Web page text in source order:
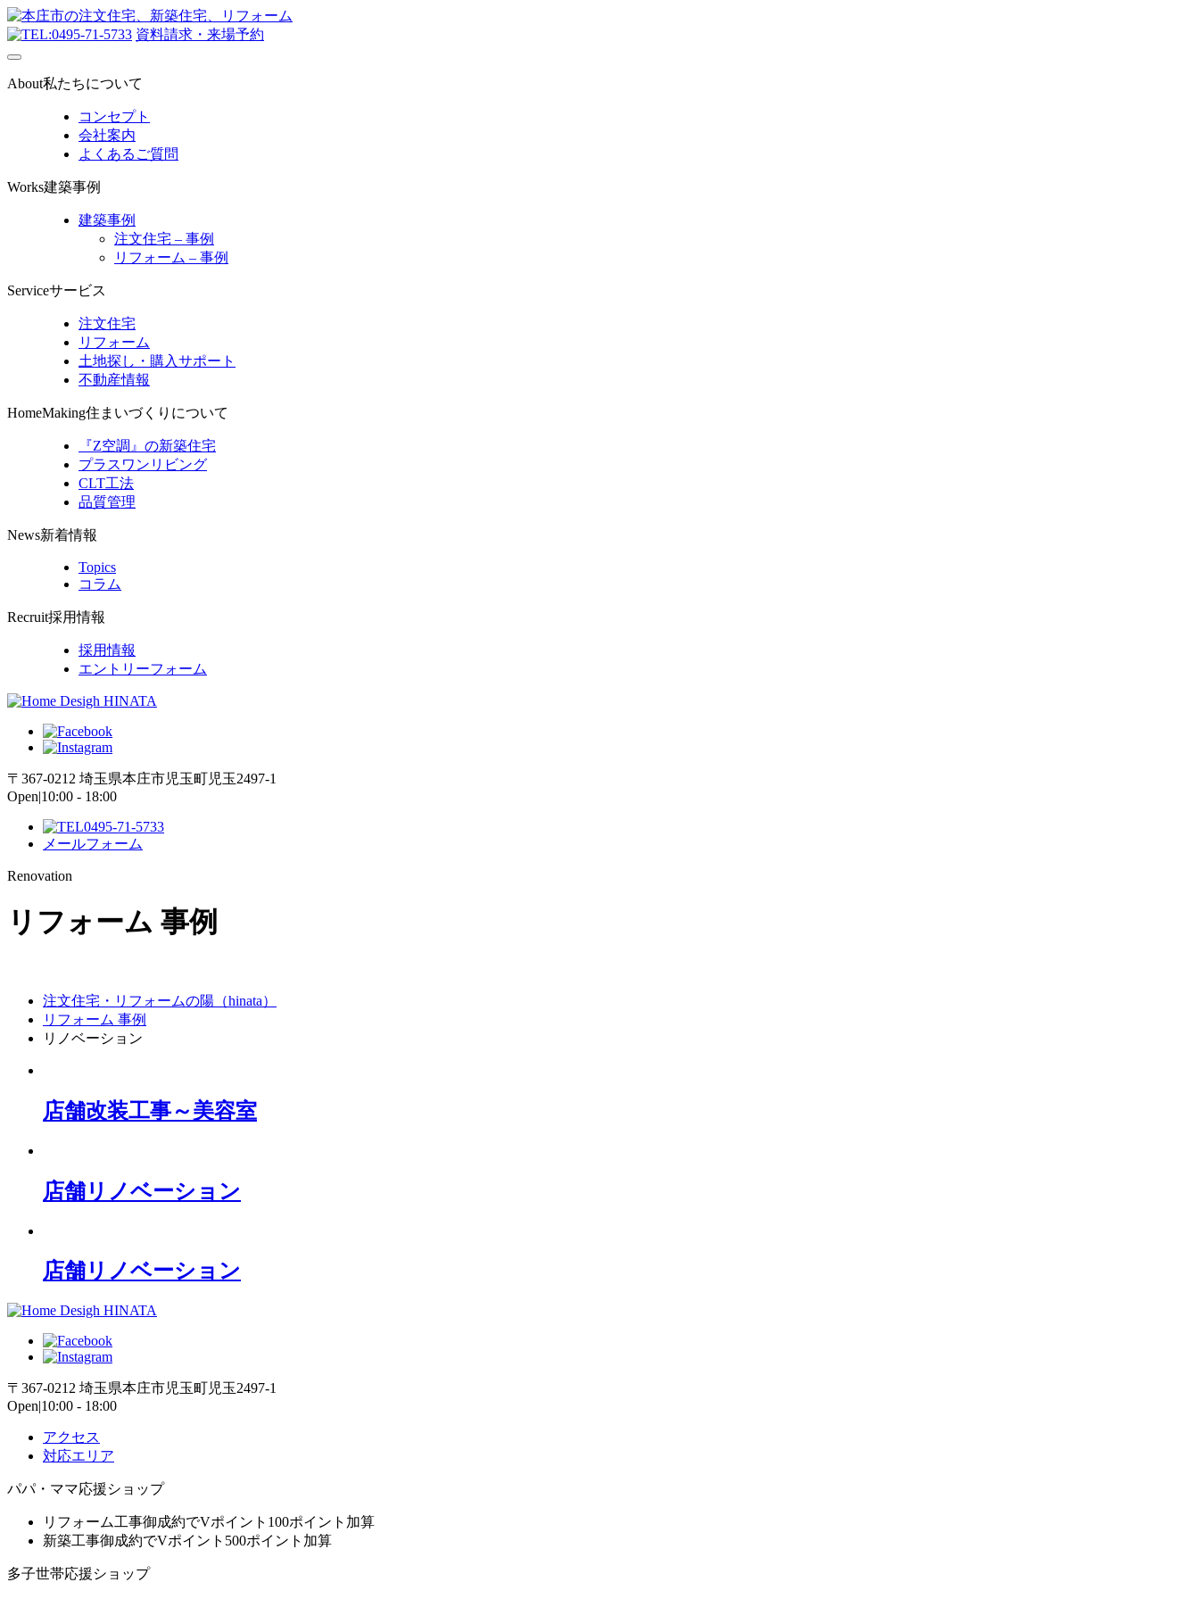
0495-71-5733 資料請求・来場予約
About私たちについて
コンセプト
会社案内
よくあるご質問
Works建築事例
建築事例
注文住宅 – 事例
リフォーム – 事例
Serviceサービス
注文住宅
リフォーム
土地探し・購入サポート
不動産情報
HomeMaking住まいづくりについて
『Z空調』の新築住宅
プラスワンリビング
CLT工法
品質管理
News新着情報
Topics
コラム
Recruit採用情報
採用情報
エントリーフォーム
〒367-0212 埼玉県本庄市児玉町児玉2497-1
Open|10:00 - 18:00
0495-71-5733
メールフォーム
Renovation
リフォーム 事例
注文住宅・リフォームの陽（hinata）
リフォーム 事例
リノベーション
店舗改装工事～美容室
店舗リノベーション
店舗リノベーション
〒367-0212 埼玉県本庄市児玉町児玉2497-1
Open|10:00 - 18:00
アクセス
対応エリア
パパ・ママ応援ショップ
リフォーム工事御成約でVポイント100ポイント加算
新築工事御成約でVポイント500ポイント加算
多子世帯応援ショップ